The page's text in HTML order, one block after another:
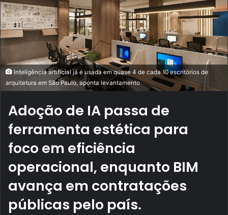
Inteligência artificial já é usada em quase 4 de cada 10 escritórios de
arquitetura em São Paulo, aponta levantamento
Adoção de IA passa de
ferramenta estética para
foco em eficiência
operacional, enquanto BIM
avança em contratações
públicas pelo país.